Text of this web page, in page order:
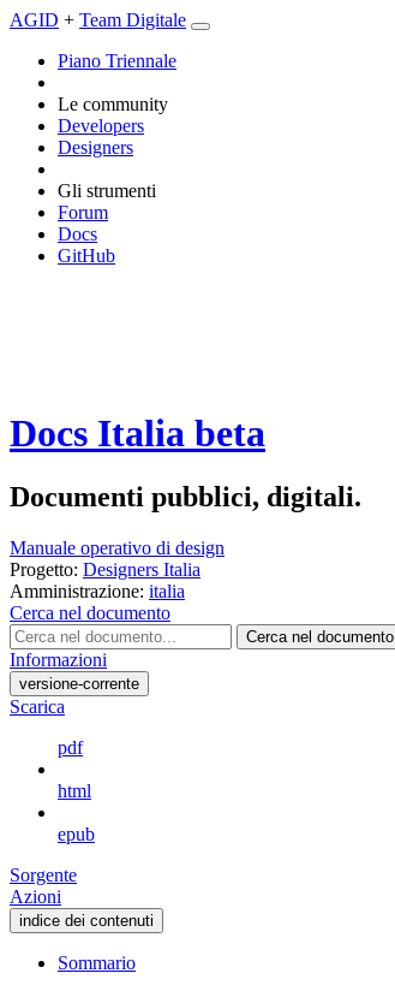
AGID + Team Digitale
Piano Triennale
Le community
Developers
Designers
Gli strumenti
Forum
Docs
GitHub
Docs Italia beta
Documenti pubblici, digitali.
Manuale operativo di design
Progetto: Designers Italia
Amministrazione: italia
Cerca nel documento
Cerca nel documento
Informazioni
versione-corrente
Scarica
pdf
html
epub
Sorgente
Azioni
indice dei contenuti
Sommario